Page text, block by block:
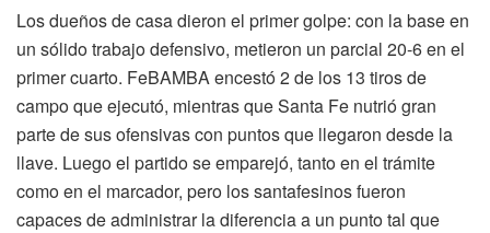
Los dueños de casa dieron el primer golpe: con la base en
un sólido trabajo defensivo, metieron un parcial 20-6 en el
primer cuarto. FeBAMBA encestó 2 de los 13 tiros de
campo que ejecutó, mientras que Santa Fe nutrió gran
parte de sus ofensivas con puntos que llegaron desde la
llave. Luego el partido se emparejó, tanto en el trámite
como en el marcador, pero los santafesinos fueron
capaces de administrar la diferencia a un punto tal que